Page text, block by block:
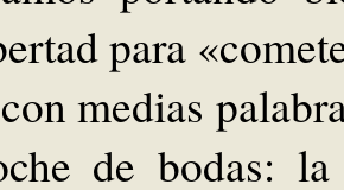
para
medias
de bodas: